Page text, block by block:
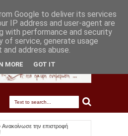
Ανακοίνωσε την επιστροφή
Google to deliver its services
IP address and user-agent are
with performance and security
of service, generate usage
address abuse.
MORE GOT IT